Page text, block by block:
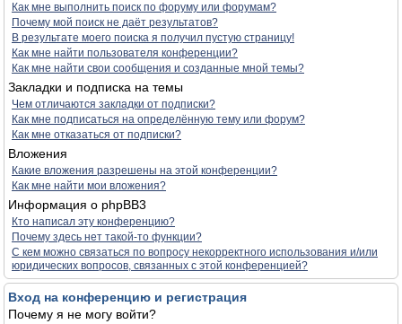
Как мне выполнить поиск по форуму или форумам?
Почему мой поиск не даёт результатов?
В результате моего поиска я получил пустую страницу!
Как мне найти пользователя конференции?
Как мне найти свои сообщения и созданные мной темы?
Закладки и подписка на темы
Чем отличаются закладки от подписки?
Как мне подписаться на определённую тему или форум?
Как мне отказаться от подписки?
Вложения
Какие вложения разрешены на этой конференции?
Как мне найти мои вложения?
Информация о phpBB3
Кто написал эту конференцию?
Почему здесь нет такой-то функции?
С кем можно связаться по вопросу некорректного использования и/или
юридических вопросов, связанных с этой конференцией?
Вход на конференцию и регистрация
Почему я не могу войти?